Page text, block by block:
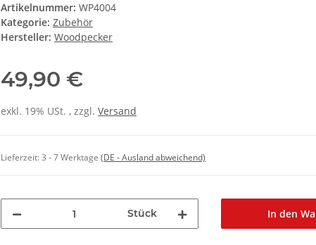
Artikelnummer: WP4004
Kategorie: Zubehör
Hersteller: Woodpecker
49,90 €
exkl. 19% USt. , zzgl. Versand
Lieferzeit:3 - 7 Werktage (DE - Ausland abweichend)
Stück In den